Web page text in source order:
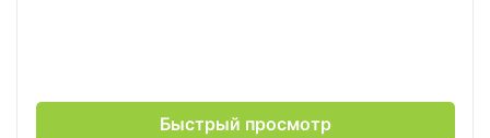
Быстрый просмотр